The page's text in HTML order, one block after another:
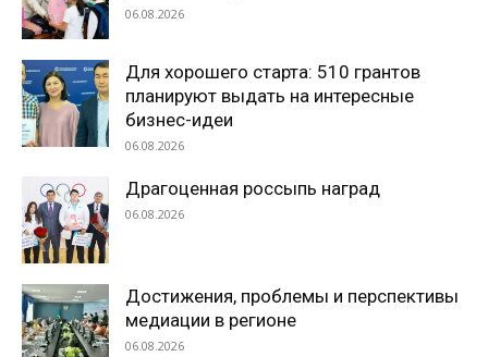
06.08.2026
Для хорошего старта: 510 грантов
планируют выдать на интересные
бизнес-идеи
06.08.2026
Драгоценная россыпь наград
06.08.2026
Достижения, проблемы и перспективы
медиации в регионе
06.08.2026